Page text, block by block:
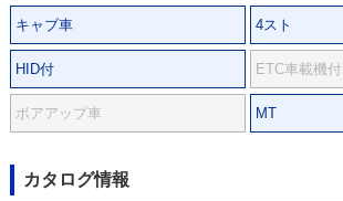
キャブ車 4スト
HID付 ETC車載機付
ボアアップ車 MT
カタログ情報